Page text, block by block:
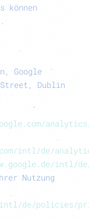
können
Google
Dublin
intl/de/
intl/
Nutzung
intl/de/policies/